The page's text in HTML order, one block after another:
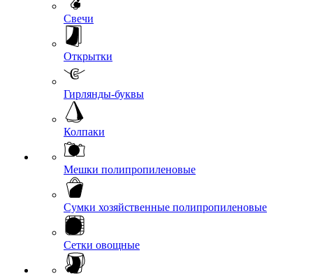
Свечи
Открытки
Гирлянды-буквы
Колпаки
Мешки полипропиленовые
Сумки хозяйственные полипропиленовые
Сетки овощные